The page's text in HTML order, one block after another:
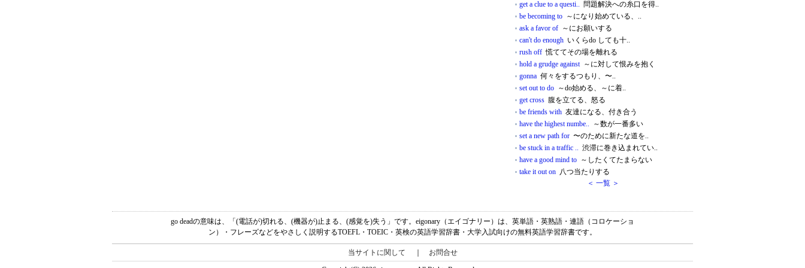
get a clue to a questi.. 問題解決への糸口を得..
be becoming to ～になり始めている、..
ask a favor of ～にお願いする
can't do enough いくらdo しても十..
rush off 慌ててその場を離れる
hold a grudge against～に対して恨みを抱く
gonna 何々をするつもり、〜..
set out to do ～do始める、～に着..
get cross 腹を立てる、怒る
be friends with 友達になる、付き合う
have the highest numbe.. ～数が一番多い
set a new path for 〜のために新たな道を..
be stuck in a traffic .. 渋滞に巻き込まれてい..
have a good mind to ～したくてたまらない
take it out on 八つ当たりする
＜ 一覧 ＞
go deadの意味は、「(電話が)切れる、(機器が)止まる、(感覚を)失う」です。eigonary（エイゴナリー）は、英単語・英熟語・連語（コロケーショ
ン）・フレーズなどをやさしく説明するTOEFL・TOEIC・英検の英語学習辞書・大学入試向けの無料英語学習辞書です。
当サイトに関して お問合せ